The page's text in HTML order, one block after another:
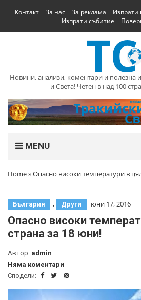
Контакт За нас За реклама Изпрати
Изпрати събитие
Новини, анализи, коментари и полезна
и Света! Четен в над 100
MENU
Home»Опасно високи температури в
България , Други юни 17, 2016
Опасно високи
страна за 18 юни!
Автор: admin
Няма коментари
Сподели: